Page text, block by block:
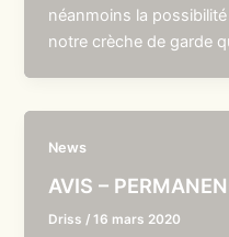
néanmoins la
notre crèche de garde
News
AVIS –
Driss /16 mars 2020